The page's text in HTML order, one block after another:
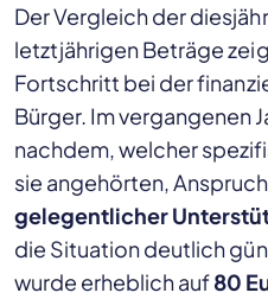
Der Vergleich der
letztjährigen Beträge
Fortschritt bei der
Bürger. Im vergangenen
nachdem, welcher
sie angehörten,
gelegentlicher
die Situation deutlich
wurde erheblich auf80